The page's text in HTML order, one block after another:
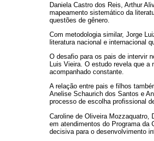
Daniela Castro dos Reis, Arthur
mapeamento sistemático da
questões de gênero.
Com metodologia similar, Jorge
literatura nacional e internacional
O desafio para os pais de intervir
Luis Vieira. O estudo revela que
acompanhado constante.
A relação entre pais e filhos
Anelise Schaurich dos Santos e
processo de escolha profissional
Caroline de Oliveira Mozzaquatro,
em atendimentos do Programa da
decisiva para o desenvolvimento